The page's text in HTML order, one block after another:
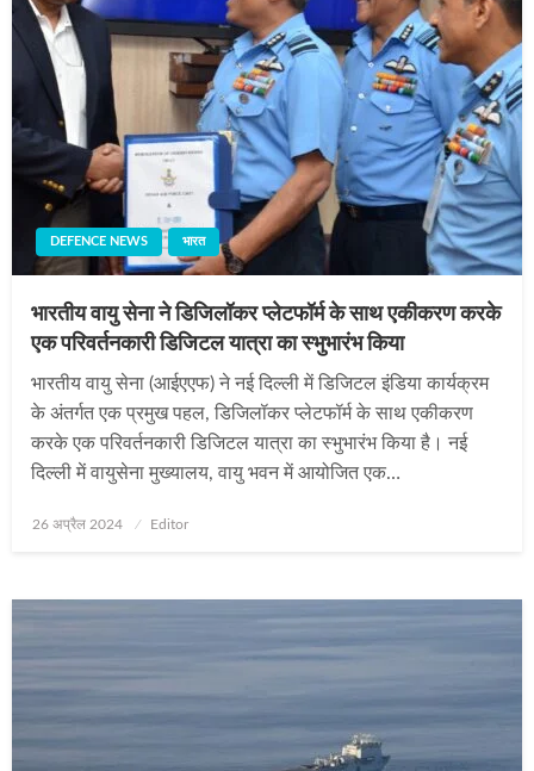
DEFENCE NEWS भारत
भारतीय वायु सेना ने डिजिलॉकर प्लेटफॉर्म के साथ एकीकरण करके
एक परिवर्तनकारी डिजिटल यात्रा का स्भुभारंभ किया
भारतीय वायु सेना (आईएएफ) ने नई दिल्ली में डिजिटल इंडिया कार्यक्रम
के अंतर्गत एक प्रमुख पहल, डिजिलॉकर प्लेटफॉर्म के साथ एकीकरण
करके एक परिवर्तनकारी डिजिटल यात्रा का स्भुभारंभ किया है। नई
दिल्ली में वायुसेना मुख्यालय, वायु भवन में आयोजित एक…
Posted
26 अप्रैल 2024 Editor